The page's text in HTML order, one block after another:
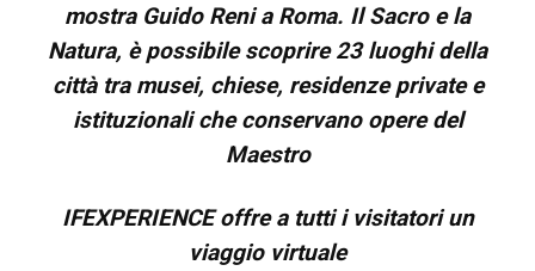
mostra Guido Reni a Roma. Il Sacro e la
Natura, è possibile scoprire 23 luoghi della
città tra musei, chiese, residenze private e
istituzionali che conservano opere del
Maestro
IFEXPERIENCE offre a tutti i visitatori un
viaggio virtuale